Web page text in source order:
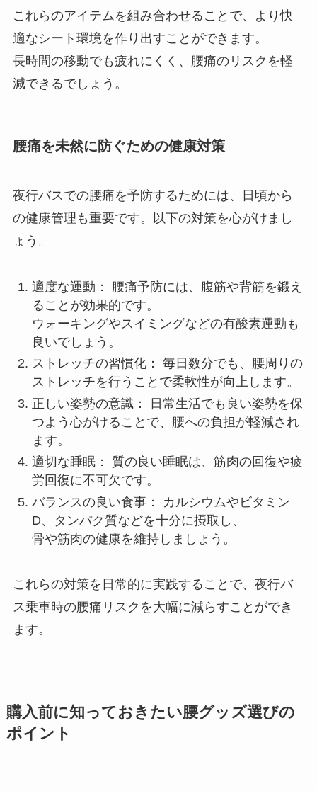
これらのアイテムを組み合わせることで、より快
適なシート環境を作り出すことができます。
長時間の移動でも疲れにくく、腰痛のリスクを軽
減できるでしょう。
腰痛を未然に防ぐための健康対策
夜行バスでの腰痛を予防するためには、日頃から
の健康管理も重要です。以下の対策を心がけまし
ょう。
適度な運動： 腰痛予防には、腹筋や背筋を鍛え
ることが効果的です。
ウォーキングやスイミングなどの有酸素運動も
良いでしょう。
ストレッチの習慣化： 毎日数分でも、腰周りの
ストレッチを行うことで柔軟性が向上します。
正しい姿勢の意識： 日常生活でも良い姿勢を保
つよう心がけることで、腰への負担が軽減され
ます。
適切な睡眠： 質の良い睡眠は、筋肉の回復や疲
労回復に不可欠です。
バランスの良い食事： カルシウムやビタミン
D、タンパク質などを十分に摂取し、
骨や筋肉の健康を維持しましょう。
これらの対策を日常的に実践することで、夜行バ
ス乗車時の腰痛リスクを大幅に減らすことができ
ます。
購入前に知っておきたい腰グッズ選びの
ポイント